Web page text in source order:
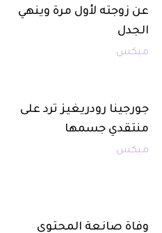
عن زوجته لأول مرة وينهي
الجدل
ميكس
جورجينا رودريغيز ترد على
منتقدي جسمها
ميكس
وفاة صانعة المحتوى